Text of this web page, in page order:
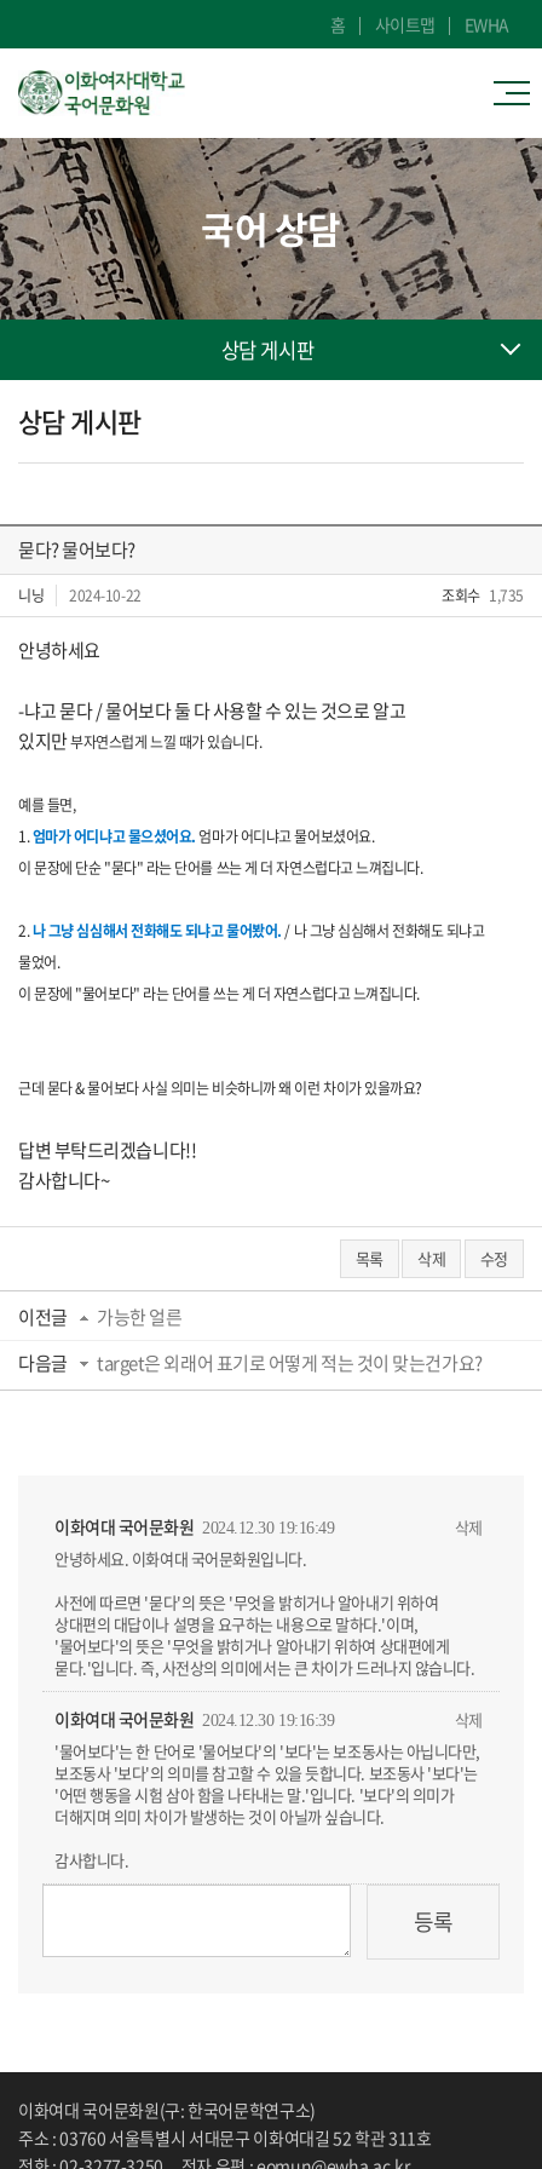
홈 사이트맵 EWHA
국어 상담
상담 게시판
상담 게시판
묻다? 물어보다?
니닝 2024-10-22 조회수 1,735
안녕하세요
-냐고 묻다 / 물어보다 둘 다 사용할 수 있는 것으로 알고
있지만부자연스럽게 느낄 때가 있습니다.
예를 들면,
1.엄마가 어디냐고 물으셨어요.엄마가 어디냐고 물어보셨어요.
이 문장에 단순 "묻다" 라는 단어를 쓰는 게 더 자연스럽다고 느껴집니다.
2.나 그냥 심심해서 전화해도 되냐고 물어봤어. / 나 그냥 심심해서 전화해도 되냐고
물었어.
이 문장에 "물어보다" 라는 단어를 쓰는 게 더 자연스럽다고 느껴집니다.
근데 묻다 & 물어보다 사실 의미는 비슷하니까 왜 이런 차이가 있을까요?
답변 부탁드리겠습니다!!
감사합니다~
목록 삭제 수정
이전글
가능한 얼른
다음글
target은 외래어 표기로 어떻게 적는 것이 맞는건가요?
이화여대 국어문화원 2024.12.30 19:16:49
안녕하세요. 이화여대 국어문화원입니다.
사전에 따르면 '묻다'의 뜻은 '무엇을 밝히거나 알아내기 위하여
상대편의 대답이나 설명을 요구하는 내용으로 말하다.'이며,
'물어보다'의 뜻은 '무엇을 밝히거나 알아내기 위하여 상대편에게
묻다.'입니다. 즉, 사전상의 의미에서는 큰 차이가 드러나지 않습니다.
삭제
이화여대 국어문화원 2024.12.30 19:16:39
'물어보다'는 한 단어로 '물어보다'의 '보다'는 보조동사는 아닙니다만,
보조동사 '보다'의 의미를 참고할 수 있을 듯합니다. 보조동사 '보다'는
'어떤 행동을 시험 삼아 함을 나타내는 말.'입니다. '보다'의 의미가
더해지며 의미 차이가 발생하는 것이 아닐까 싶습니다.
감사합니다.
삭제
이화여대 국어문화원(구: 한국어문학연구소)
주소 : 03760 서울특별시 서대문구 이화여대길 52 학관 311호